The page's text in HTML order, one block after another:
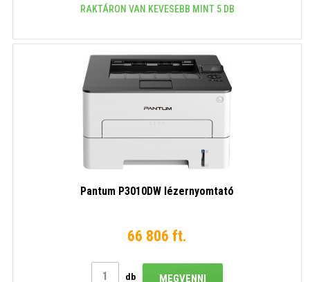
RAKTÁRON VAN KEVESEBB MINT 5 DB
Pantum P3010DW lézernyomtató
66 806 ft.
db MEGVENNI